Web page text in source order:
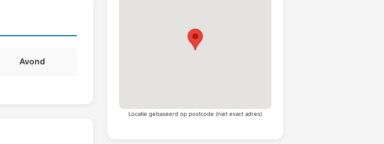
Avond
Locatie gebaseerd op postcode (niet exact adres)